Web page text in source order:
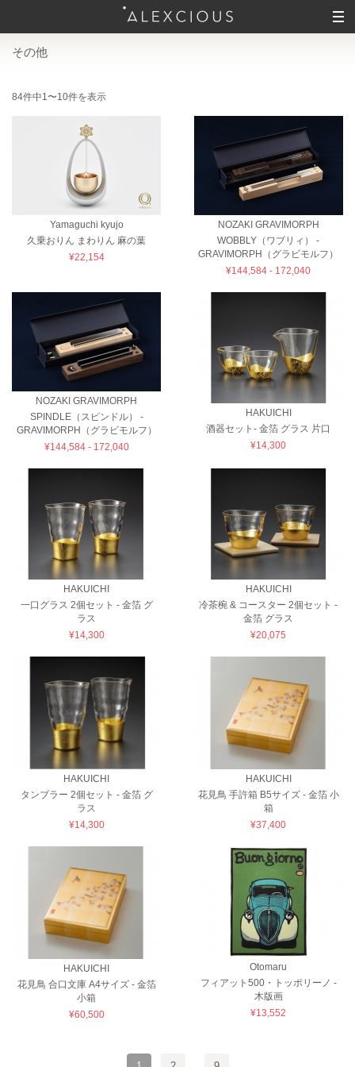
その他
84件中1〜10件を表示
Yamaguchi kyujo
久乗おりん まわりん 麻の葉
¥22,154
NOZAKI GRAVIMORPH
WOBBLY（ワブリィ） -
GRAVIMORPH（グラビモルフ）
¥144,584 - 172,040
NOZAKI GRAVIMORPH
SPINDLE（スピンドル） -
GRAVIMORPH（グラビモルフ）
¥144,584 - 172,040
HAKUICHI
酒器セット- 金箔 グラス 片口
¥14,300
HAKUICHI
一口グラス 2個セット - 金箔 グ
ラス
¥14,300
HAKUICHI
冷茶椀 & コースター 2個セット -
金箔 グラス
¥20,075
HAKUICHI
タンブラー 2個セット - 金箔 グ
ラス
¥14,300
HAKUICHI
花見鳥 手許箱 B5サイズ - 金箔 小
箱
¥37,400
HAKUICHI
花見鳥 合口文庫 A4サイズ - 金箔
小箱
¥60,500
Otomaru
フィアット500・トッポリーノ -
木版画
¥13,552